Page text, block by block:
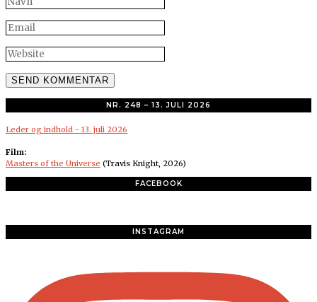
NR. 248 – 13. JULI 2026
Leder og indhold - 13. juli 2026
Film:
Masters of the Universe (Travis Knight, 2026)
FACEBOOK
INSTAGRAM